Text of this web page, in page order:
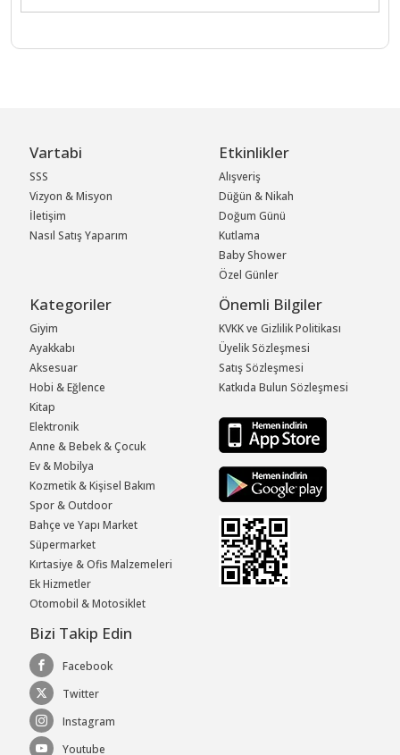
Vartabi
SSS
Vizyon & Misyon
İletişim
Nasıl Satış Yaparım
Etkinlikler
Alışveriş
Düğün & Nikah
Doğum Günü
Kutlama
Baby Shower
Özel Günler
Kategoriler
Giyim
Ayakkabı
Aksesuar
Hobi & Eğlence
Kitap
Elektronik
Anne & Bebek & Çocuk
Ev & Mobilya
Kozmetik & Kişisel Bakım
Spor & Outdoor
Bahçe ve Yapı Market
Süpermarket
Kırtasiye & Ofis Malzemeleri
Ek Hizmetler
Otomobil & Motosiklet
Önemli Bilgiler
KVKK ve Gizlilik Politikası
Üyelik Sözleşmesi
Satış Sözleşmesi
Katkıda Bulun Sözleşmesi
Bizi Takip Edin
Facebook
Twitter
Instagram
Youtube